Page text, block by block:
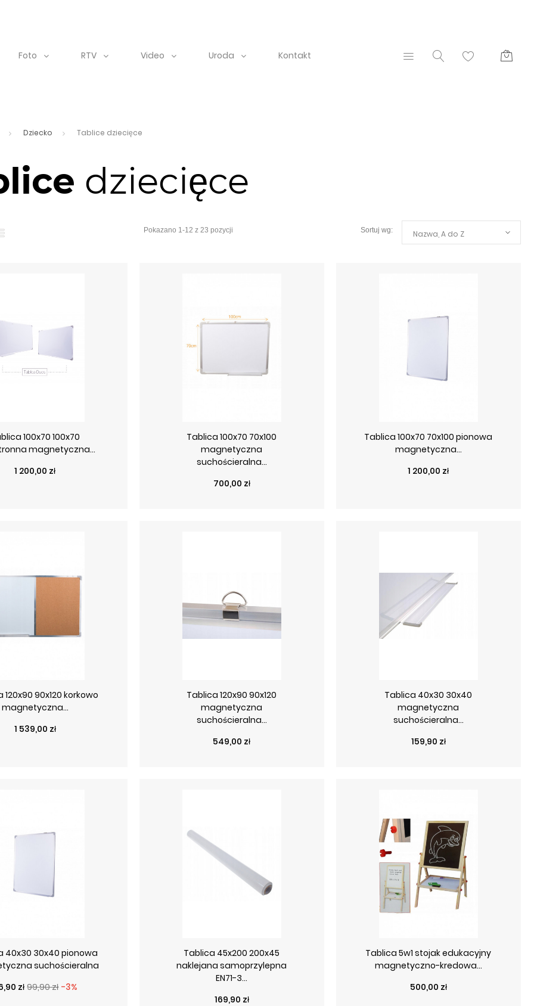
Foto RTV Video Uroda Kontakt
Dziecko Tablice dziecięce
dziecięce
Nazwa, A do Z
100x70 100x70
magnetyczna...
Cena
1 200,00 zł
Tablica 100x70 70x100
magnetyczna
suchościeralna...
Cena
700,00 zł
Tablica 100x70 70x100 pionowa
magnetyczna...
Cena
1 200,00 zł
120x90 90x120 korkowo
magnetyczna...
Cena
1 539,00 zł
Tablica 120x90 90x120
magnetyczna
suchościeralna...
Cena
549,00 zł
Tablica 40x30 30x40
magnetyczna
suchościeralna...
Cena
159,90 zł
40x30 30x40 pionowa
suchościeralna
podstawowa
99,90 zł -3%
zł
Tablica 45x200 200x45
naklejana samoprzylepna
EN71-3...
Cena
169,90 zł
Tablica 5w1 stojak edukacyjny
magnetyczno-kredowa...
Cena
500,00 zł